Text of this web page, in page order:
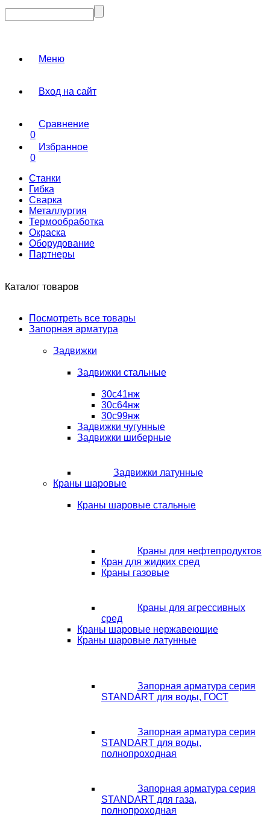
Меню
Вход на сайт
Сравнение
0
Избранное
0
Станки
Гибка
Сварка
Металлургия
Термообработка
Окраска
Оборудование
Партнеры
Каталог товаров
Посмотреть все товары
Запорная арматура
Задвижки
Задвижки стальные
30с41нж
30с64нж
30с99нж
Задвижки чугунные
Задвижки шиберные
Задвижки латунные
Краны шаровые
Краны шаровые стальные
Краны для нефтепродуктов
Кран для жидких сред
Краны газовые
Краны для агрессивных
сред
Краны шаровые нержавеющие
Краны шаровые латунные
Запорная арматура серия
STANDART для воды, ГОСТ
Запорная арматура серия
STANDART для воды,
полнопроходная
Запорная арматура серия
STANDART для газа,
полнопроходная